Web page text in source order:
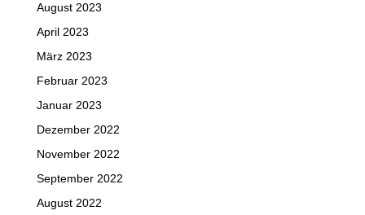
August 2023
April 2023
März 2023
Februar 2023
Januar 2023
Dezember 2022
November 2022
September 2022
August 2022